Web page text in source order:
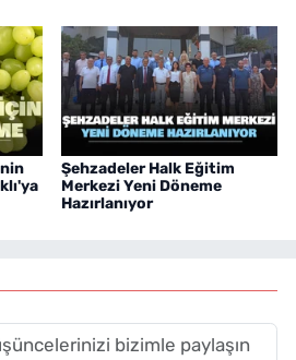
Şehzadeler Halk Eğitim
Merkezi Yeni Döneme
Hazırlanıyor